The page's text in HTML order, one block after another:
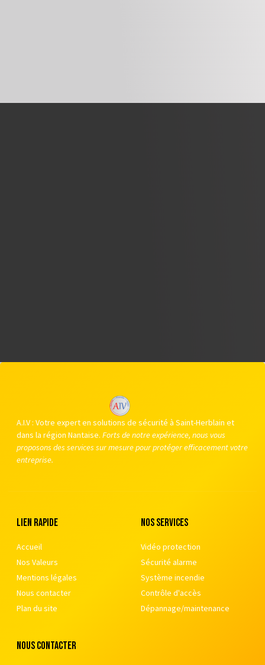
A.I.V : Votre expert en solutions de sécurité à Saint-Herblain et
dans la région Nantaise. Forts de notre expérience, nous vous
proposons des services sur mesure pour protéger efficacement votre
entreprise.
Lien rapide
Accueil
Nos Valeurs
Mentions légales
Nous contacter
Plan du site
nos services
Vidéo protection
Sécurité alarme
Système incendie
Contrôle d'accès
Dépannage/maintenance
nous contacter